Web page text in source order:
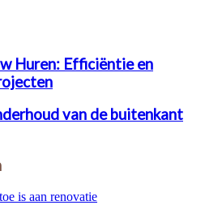
Huren: Efficiëntie en
van de buitenkant